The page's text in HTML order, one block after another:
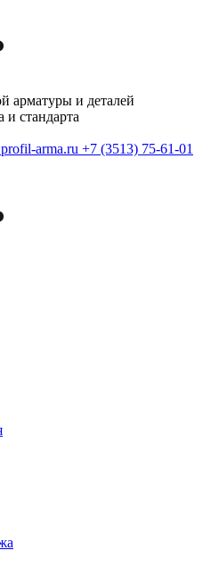
арматуры и деталей
и стандарта
arma.ru +7 (3513) 75-61-01